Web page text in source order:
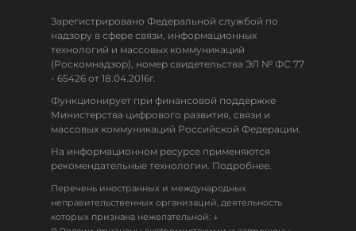
Зарегистрировано Федеральной службой по
надзору в сфере связи, информационных
технологий и массовых коммуникаций
(Роскомнадзор), номер свидетельства ЭЛ № ФС 77
- 65426 от 18.04.2016г.
Функционирует при финансовой поддержке
Министерства цифрового развития, связи и
массовых коммуникаций Российской Федерации.
На информационном ресурсе применяются
рекомендательные технологии. Подробнее.
Перечень иностранных и международных
неправительственных организаций, деятельность
которых признана нежелательной: ↓